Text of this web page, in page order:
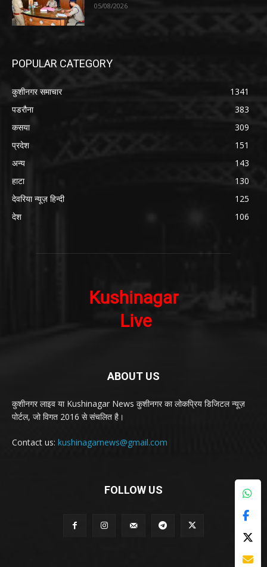
05/08/2026
POPULAR CATEGORY
कुशीनगर समाचार
1341
पडरौना
383
कसया
309
प्रदेश
151
अन्य
143
हाटा
130
देवरिया न्यूज़ हिन्दी
125
देश
106
ABOUT US
कुशीनगर लाइव या Kushinagar News कुशीनगर का लोकप्रिय डिजिटल न्यूज़
पोर्टल, जो विगत 2016 से संचलित है।
Contact us: kushinagarnews@gmail.com
FOLLOW US